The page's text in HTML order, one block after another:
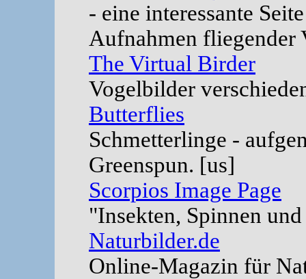
- eine interessante
Aufnahmen fliegender
The Virtual Birder
Vogelbilder
Butterflies
Schmetterlinge -
Greenspun. [us]
Scorpios Image Page
"Insekten, Spinnen
Naturbilder.de
Online-Magazin für